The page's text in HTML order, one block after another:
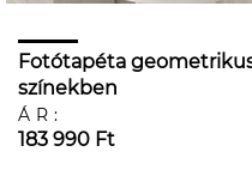
Fotótapéta
színekben
ÁR:
183 990 Ft